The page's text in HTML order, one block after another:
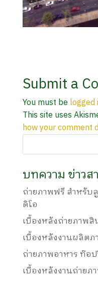
Submit a
You must be logged
This site uses
how your comment
บทความ ข่าวส
ถ่ายภาพฟรี สำหรับ
ดิโอ
เบื้องหลังถ่ายภาพ
เบื้องหลังงานผลิต
ถ่ายภาพอาหาร ท๊อ
เบื้องหลังงานถ่ายภ